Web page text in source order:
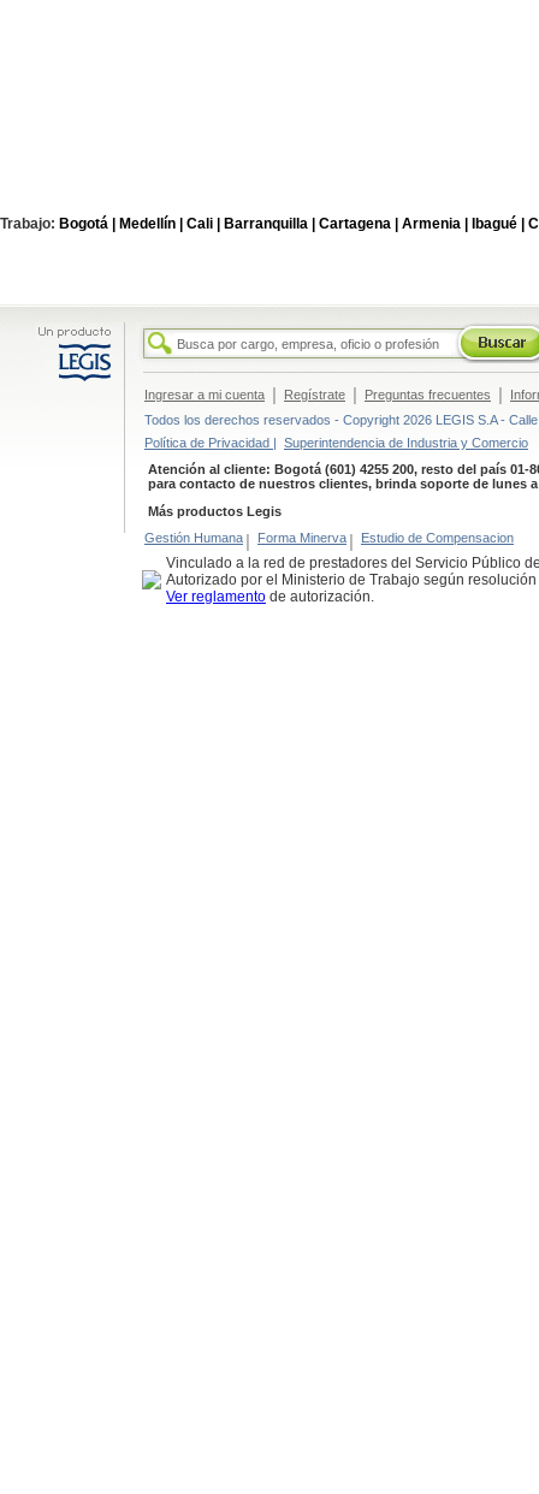
Trabajo: Bogotá | Medellín | Cali | Barranquilla | Cartagena | Armenia | Ibagué |
Ingresar a mi cuenta | Regístrate | Preguntas frecuentes |
Todos los derechos reservados - Copyright 2026 LEGIS S.A -
Política de Privacidad | Superintendencia de Industria y Comercio
Atención al cliente: Bogotá (601) 4255 200, resto del país 01-
para contacto de nuestros clientes, brinda soporte de lunes
Más productos Legis
Gestión Humana | Forma Minerva | Estudio de Compensacion
Vinculado a la red de prestadores del Servicio Público
Autorizado por el Ministerio de Trabajo según
Ver reglamento de autorización.